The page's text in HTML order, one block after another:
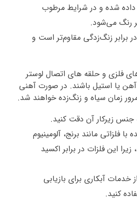
شده و در شرایط مرطوب
رنگ می‌شود.
برابر زنگ‌زدگی مقاوم‌تر است و
فلزی و حلقه‌ های اتصال لوستر
یا استیل باشند. در صورت آهنی
زمان سیاه و زنگ‌زده خواهند شد.
جنس زیرکار آن دقت کنید.
فلزاتی مانند برنج، آلومینیوم
زیرا این فلزات در برابر اکسید
خدمات آبکاری برای بازیابی
کنید.